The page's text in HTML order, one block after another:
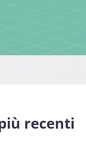
recenti